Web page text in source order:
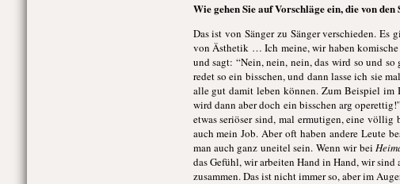
Wie gehen Sie auf Vorschläge ein, die von
Das ist von Sänger zu Sänger verschieden.
von Ästhetik … Ich meine, wir haben komische
und sagt: “Nein, nein, nein, das wird so und
redet so ein bisschen, und dann lasse ich sie
alle gut damit leben können. Zum Beispiel im
wird dann aber doch ein bisschen arg
etwas seriöser sind, mal ermutigen, eine
auch mein Job. Aber oft haben andere Leute
man auch ganz uneitel sein. Wenn wir bei
das Gefühl, wir arbeiten Hand in Hand, wir
zusammen. Das ist nicht immer so, aber im